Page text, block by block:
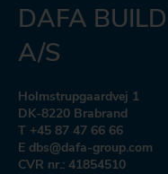
DAFA
A/S
Holmstrupgaardvej 1
DK-8220 Brabrand
T +45 87 47 66 66
E dbs@dafa-group.com
CVR nr.: 41854510